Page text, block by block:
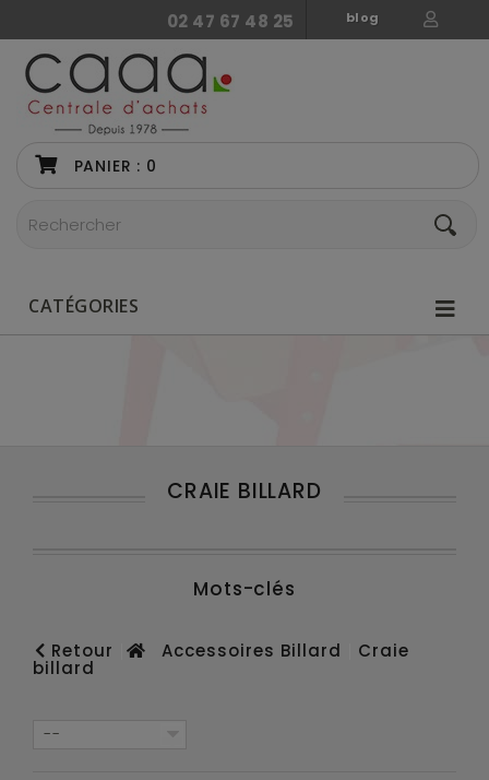
blog
02 47 67 48 25
PANIER : 0
CATÉGORIES
CRAIE BILLARD
Mots-clés
Retour Accessoires Billard Craie
billard
--